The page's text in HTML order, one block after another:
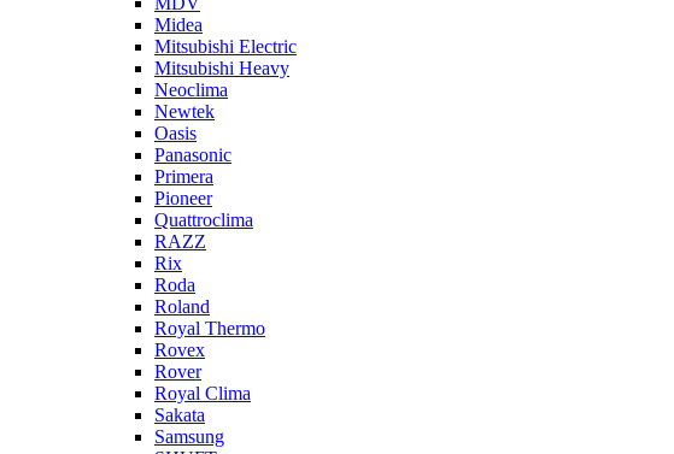
Midea
Mitsubishi Electric
Mitsubishi Heavy
Neoclima
Newtek
Oasis
Panasonic
Primera
Pioneer
Quattroclima
RAZZ
Rix
Roda
Roland
Royal Thermo
Rovex
Rover
Royal Clima
Sakata
Samsung